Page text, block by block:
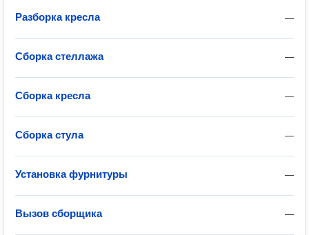
—
Разборка кресла
—
Сборка стеллажа
—
Сборка кресла
—
Сборка стула
—
Установка фурнитуры
—
Вызов сборщика